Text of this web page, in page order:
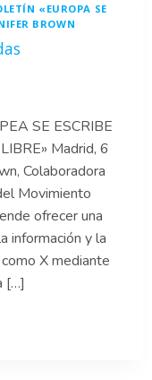
«EUROPA SE
BROWN
SE ESCRIBE
Madrid, 6
Colaboradora
Movimiento
ofrecer una
información y la
X mediante
[…]